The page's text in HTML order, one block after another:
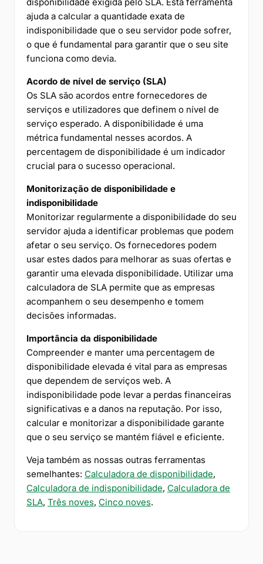
disponibilidade exigida pelo SLA. Esta ferramenta
ajuda a calcular a quantidade exata de
indisponibilidade que o seu servidor pode sofrer,
o que é fundamental para garantir que o seu site
funciona como devia.
Acordo de nível de serviço (SLA)
Os SLA são acordos entre fornecedores de
serviços e utilizadores que definem o nível de
serviço esperado. A disponibilidade é uma
métrica fundamental nesses acordos. A
percentagem de disponibilidade é um indicador
crucial para o sucesso operacional.
Monitorização de disponibilidade e
indisponibilidade
Monitorizar regularmente a disponibilidade do seu
servidor ajuda a identificar problemas que podem
afetar o seu serviço. Os fornecedores podem
usar estes dados para melhorar as suas ofertas e
garantir uma elevada disponibilidade. Utilizar uma
calculadora de SLA permite que as empresas
acompanhem o seu desempenho e tomem
decisões informadas.
Importância da disponibilidade
Compreender e manter uma percentagem de
disponibilidade elevada é vital para as empresas
que dependem de serviços web. A
indisponibilidade pode levar a perdas financeiras
significativas e a danos na reputação. Por isso,
calcular e monitorizar a disponibilidade garante
que o seu serviço se mantém fiável e eficiente.
Veja também as nossas outras ferramentas
semelhantes: Calculadora de disponibilidade,
Calculadora de indisponibilidade, Calculadora de
SLA, Três noves, Cinco noves.